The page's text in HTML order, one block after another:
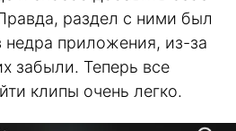
раздел с ними был
недра приложения, из-за
забыли. Теперь все
клипы очень легко.